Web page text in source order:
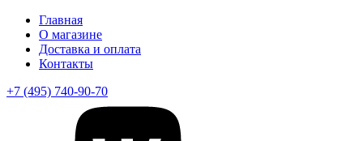
Главная
О магазине
Доставка и оплата
Контакты
+7 (495) 740-90-70